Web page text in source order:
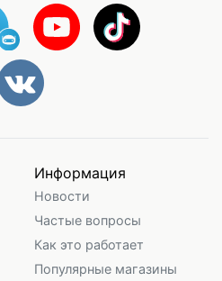
Информация
Новости
Частые вопросы
Как это работает
Популярные магазины